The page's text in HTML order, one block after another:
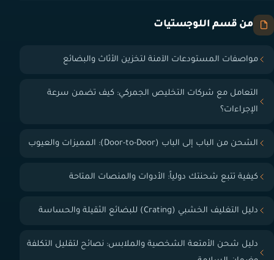
من قسم اللوجستيات
مواصفات المستودعات الآمنة لتخزين الأثاث والبضائع
التعامل مع شركات التخليص الجمركي: كيف تضمن سرعة
الإجراءات؟
الشحن من الباب إلى الباب (Door-to-Door): المميزات والعيوب
كيفية تتبع شحنتك دولياً: الأدوات والمنصات المتاحة
دليل التغليف الخشبي (Crating) للبضائع الثقيلة والحساسة
دليل شحن الأمتعة الشخصية والملابس: نصائح لتقليل التكلفة